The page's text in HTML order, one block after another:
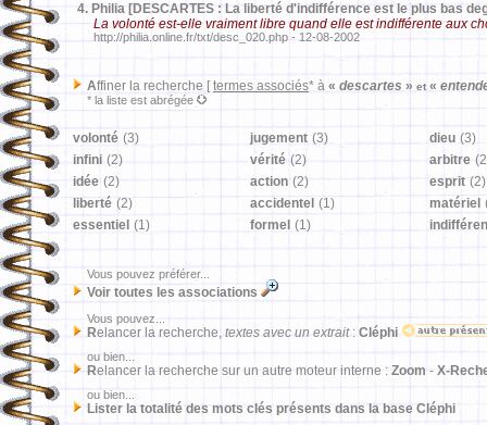
4. Philia [DESCARTES : La liberté d'indifférence est le plus bas
La volonté est-elle vraiment libre quand elle est indifférente aux
http://philia.online.fr/txt/desc_020.php - 12-08-2002
Affiner la recherche [ termes associés* à « descartes » et «
* la liste est abrégée
volonté (3) jugement (3) dieu (3)
infini (2) vérité (2) arbitre
idée (2) action (2) esprit (2)
liberté (2) accidentel (1) matériel
essentiel (1) formel (1)
Vous pouvez préférer...
Voir toutes les associations
Vous pouvez...
Relancer la recherche, textes avec un extrait: Cléphi
ou bien...
Relancer la recherche sur un autre moteur interne : Zoom- X-
ou bien...
Lister la totalité des mots clés présents dans la base Cléphi